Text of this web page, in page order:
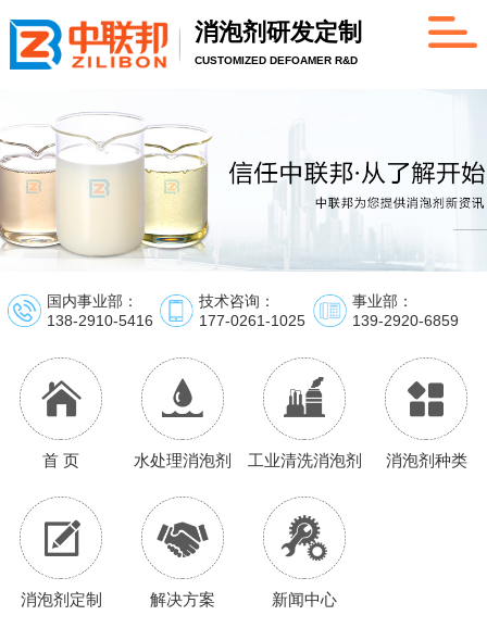
消泡剂研发定制
CUSTOMIZED DEFOAMER R&D
国内事业部：
138-2910-5416
技术咨询：
177-0261-1025
事业部：
139-2920-6859
首 页 水处理消泡剂 工业清洗消泡剂 消泡剂种类
消泡剂定制 解决方案 新闻中心